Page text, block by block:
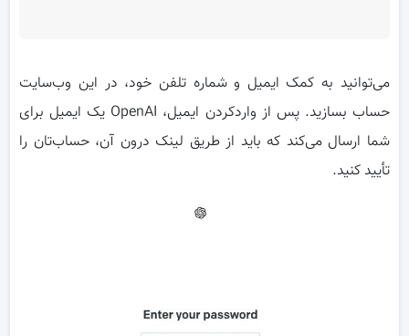
می‌توانید به کمک ایمیل و شماره تلفن خود، در این وب‌سایت
حساب بسازید. پس از واردکردن ایمیل، OpenAI یک ایمیل برای
شما ارسال می‌کند که باید از طریق لینک درون آن، حساب‌تان را
تأیید کنید.